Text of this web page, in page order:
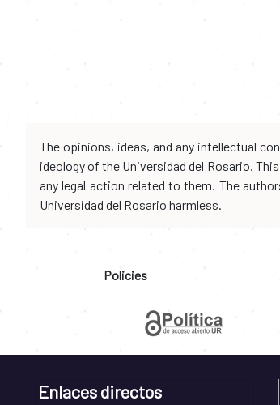
The opinions, ideas, and any intellectual
ideology of the Universidad del Rosario.
any legal action related to them. The
Universidad del Rosario harmless.
Policies
Enlaces directos